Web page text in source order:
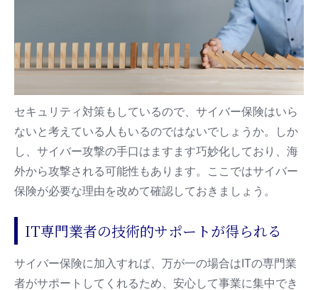
セキュリティ対策もしているので、サイバー保険はいら
ないと考えている人もいるのではないでしょうか。しか
し、サイバー攻撃の手口はますます巧妙化しており、海
外から攻撃される可能性もあります。ここではサイバー
保険が必要な理由を改めて確認しておきましょう。
IT専門業者の技術的サポートが得られる
サイバー保険に加入すれば、万が一の場合はITの専門業
者がサポートしてくれるため、安心して事業に集中でき